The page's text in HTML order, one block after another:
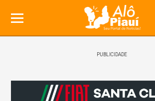
PUBLICIDADE